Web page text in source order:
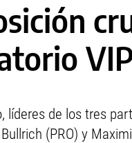
líderes de los tres
(PRO) y